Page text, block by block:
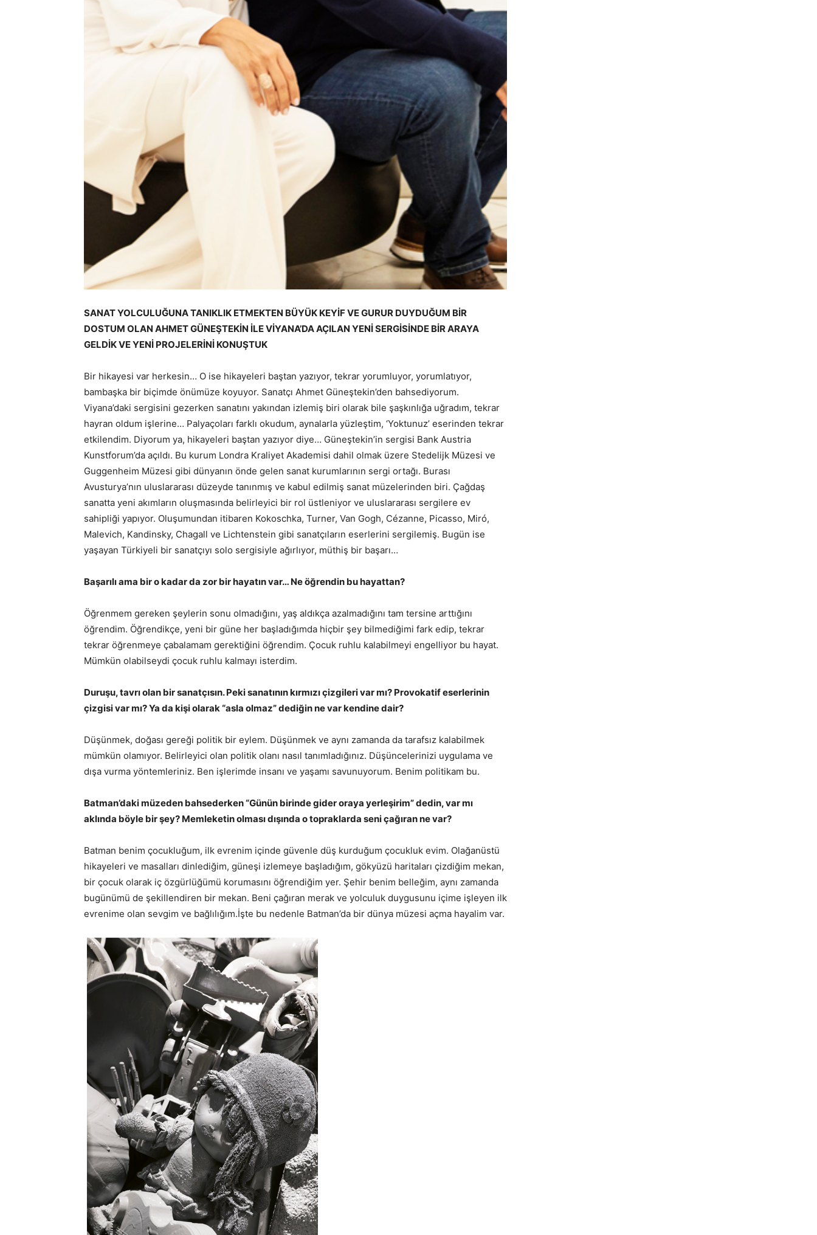
SANAT YOLCULUĞUNA TANIKLIK ETMEKTEN BÜYÜK KEYİF VE GURUR DUYDUĞUM BİR
DOSTUM OLAN AHMET GÜNEŞTEKİN İLE VİYANA’DA AÇILAN YENİ SERGİSİNDE BİR ARAYA
GELDİK VE YENİ PROJELERİNİ KONUŞTUK
Bir hikayesi var herkesin… O ise hikayeleri baştan yazıyor, tekrar yorumluyor, yorumlatıyor,
bambaşka bir biçimde önümüze koyuyor. Sanatçı Ahmet Güneştekin’den bahsediyorum.
Viyana’daki sergisini gezerken sanatını yakından izlemiş biri olarak bile şaşkınlığa uğradım, tekrar
hayran oldum işlerine… Palyaçoları farklı okudum, aynalarla yüzleştim, ‘Yoktunuz’ eserinden tekrar
etkilendim. Diyorum ya, hikayeleri baştan yazıyor diye… Güneştekin’in sergisi Bank Austria
Kunstforum’da açıldı. Bu kurum Londra Kraliyet Akademisi dahil olmak üzere Stedelijk Müzesi ve
Guggenheim Müzesi gibi dünyanın önde gelen sanat kurumlarının sergi ortağı. Burası
Avusturya’nın uluslararası düzeyde tanınmış ve kabul edilmiş sanat müzelerinden biri. Çağdaş
sanatta yeni akımların oluşmasında belirleyici bir rol üstleniyor ve uluslararası sergilere ev
sahipliği yapıyor. Oluşumundan itibaren Kokoschka, Turner, Van Gogh, Cézanne, Picasso, Miró,
Malevich, Kandinsky, Chagall ve Lichtenstein gibi sanatçıların eserlerini sergilemiş. Bugün ise
yaşayan Türkiyeli bir sanatçıyı solo sergisiyle ağırlıyor, müthiş bir başarı…
Başarılı ama bir o kadar da zor bir hayatın var… Ne öğrendin bu hayattan?
Öğrenmem gereken şeylerin sonu olmadığını, yaş aldıkça azalmadığını tam tersine arttığını
öğrendim. Öğrendikçe, yeni bir güne her başladığımda hiçbir şey bilmediğimi fark edip, tekrar
tekrar öğrenmeye çabalamam gerektiğini öğrendim. Çocuk ruhlu kalabilmeyi engelliyor bu hayat.
Mümkün olabilseydi çocuk ruhlu kalmayı isterdim.
Duruşu, tavrı olan bir sanatçısın. Peki sanatının kırmızı çizgileri var mı? Provokatif eserlerinin
çizgisi var mı? Ya da kişi olarak “asla olmaz” dediğin ne var kendine dair?
Düşünmek, doğası gereği politik bir eylem. Düşünmek ve aynı zamanda da tarafsız kalabilmek
mümkün olamıyor. Belirleyici olan politik olanı nasıl tanımladığınız. Düşüncelerinizi uygulama ve
dışa vurma yöntemleriniz. Ben işlerimde insanı ve yaşamı savunuyorum. Benim politikam bu.
Batman’daki müzeden bahsederken “Günün birinde gider oraya yerleşirim” dedin, var mı
aklında böyle bir şey? Memleketin olması dışında o topraklarda seni çağıran ne var?
Batman benim çocukluğum, ilk evrenim içinde güvenle düş kurduğum çocukluk evim. Olağanüstü
hikayeleri ve masalları dinlediğim, güneşi izlemeye başladığım, gökyüzü haritaları çizdiğim mekan,
bir çocuk olarak iç özgürlüğümü korumasını öğrendiğim yer. Şehir benim belleğim, aynı zamanda
bugünümü de şekillendiren bir mekan. Beni çağıran merak ve yolculuk duygusunu içime işleyen ilk
evrenime olan sevgim ve bağlılığım.İşte bu nedenle Batman’da bir dünya müzesi açma hayalim var.